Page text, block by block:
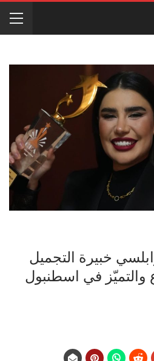
خبيرة التجميل
والتميّز في اسطنبول